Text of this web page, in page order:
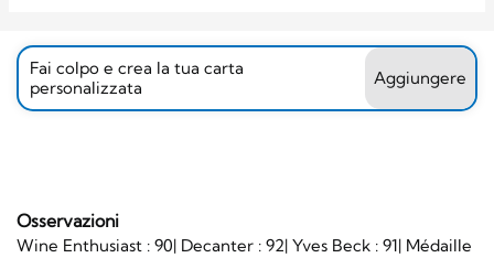
Fai colpo e crea la tua carta
personalizzata
Aggiungere
Osservazioni
Wine Enthusiast : 90| Decanter : 92| Yves Beck : 91| Médaille